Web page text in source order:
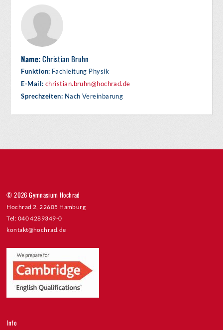
Name:Christian Bruhn
Funktion: Fachleitung Physik
E-Mail: christian.bruhn@hochrad.de
Sprechzeiten: Nach Vereinbarung
© 2026 Gymnasium Hochrad
Hochrad 2, 22605 Hamburg
Tel: 040 4289349-0
kontakt@hochrad.de
Info